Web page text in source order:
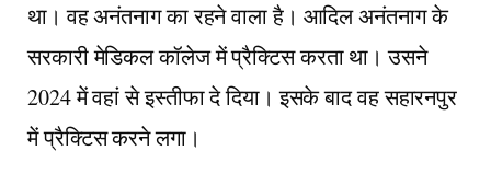
था। वह अनंतनाग का रहने वाला है। आदिल अनंतनाग के
सरकारी मेडिकल कॉलेज में प्रैक्टिस करता था। उसने
2024 में वहां से इस्तीफा दे दिया। इसके बाद वह सहारनपुर
में प्रैक्टिस करने लगा।